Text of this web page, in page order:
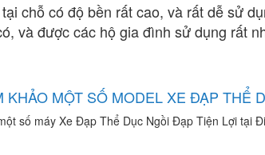
chỗ có độ bền rất cao, và rất dễ sử
và được các hộ gia đình sử dụng rất
KHẢO MỘT SỐ MODEL XE ĐẠP THỂ
số máy Xe Đạp Thể Dục Ngồi Đạp Tiện Lợi tại